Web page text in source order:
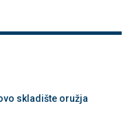
skladište oružja